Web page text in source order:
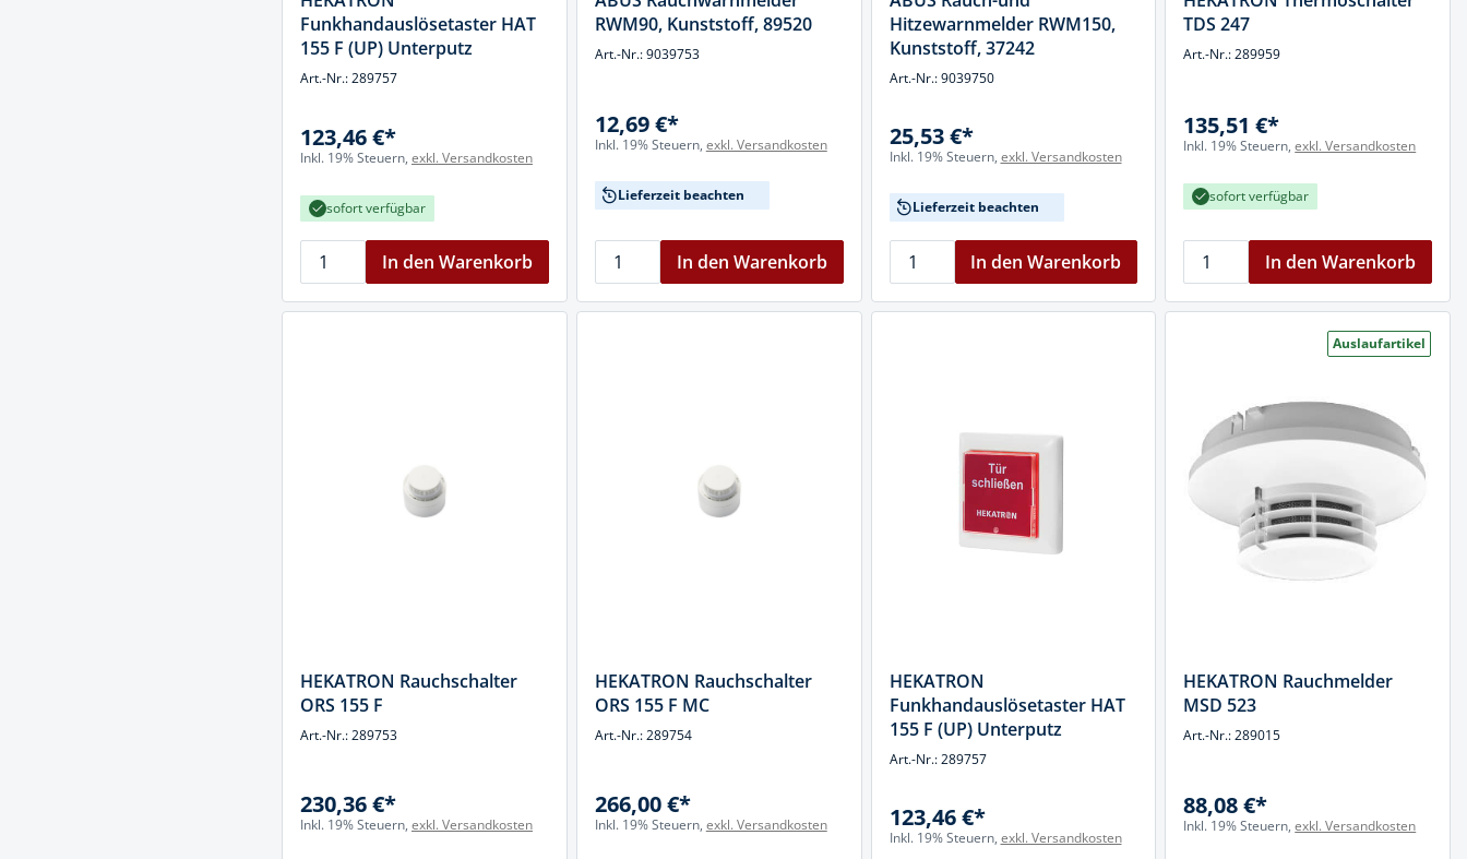
Verbindungs- und Klemmsysteme
Montagematerial
Zubehör Maschinenbefestigung
Splinte & Federstecker
Schellen
Holzverbinder
Handpresse
Hobel, Beitel & Ziehklingen
Magnetwerkzeuge
Maurer- und Schlagschnur
Meißel
Spachtel & Kelle
Spanntechnik
Funkhandauslösetaster HAT
155 F (UP) Unterputz
Art.-Nr.: 289757
123,46 €*
Inkl. 19% Steuern, exkl. Versandkosten
sofort verfügbar
In den Warenkorb
RWM90, Kunststoff, 89520
Art.-Nr.: 9039753
12,69 €*
Inkl. 19% Steuern, exkl. Versandkosten
Lieferzeit beachten
In den Warenkorb
Hitzewarnmelder RWM150,
Kunststoff, 37242
Art.-Nr.: 9039750
25,53 €*
Inkl. 19% Steuern, exkl. Versandkosten
Lieferzeit beachten
In den Warenkorb
TDS 247
Art.-Nr.: 289959
135,51 €*
Inkl. 19% Steuern,exkl. Versandkosten
sofort verfügbar
In den Warenkorb
HEKATRON Rauchschalter
ORS 155 F
Art.-Nr.: 289753
230,36 €*
Inkl. 19% Steuern, exkl. Versandkosten
HEKATRON Rauchschalter
ORS 155 F MC
Art.-Nr.: 289754
266,00 €*
Inkl. 19% Steuern, exkl. Versandkosten
HEKATRON
Funkhandauslösetaster HAT
155 F (UP) Unterputz
Art.-Nr.: 289757
123,46 €*
Inkl. 19% Steuern, exkl. Versandkosten
Auslaufartikel
HEKATRON Rauchmelder
MSD 523
Art.-Nr.: 289015
88,08 €*
Inkl. 19% Steuern,exkl. Versandkosten